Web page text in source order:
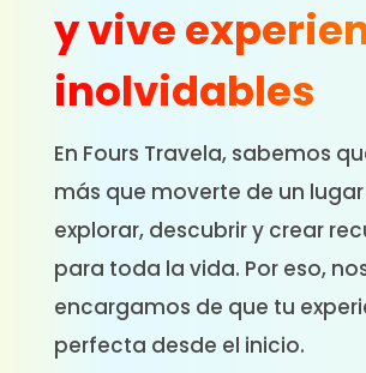
y vive
inolvidables
En Fours Travela, sabemos
más que moverte de un
explorar, descubrir y crear
para toda la vida. Por eso,
encargamos de que tu
perfecta desde el inicio.